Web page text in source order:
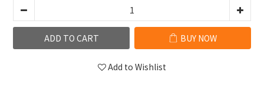
ADD TO CART BUY NOW
Add to Wishlist